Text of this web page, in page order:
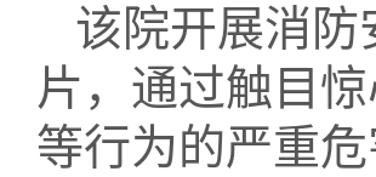
该院开展消
片，通过触目
等行为的严重